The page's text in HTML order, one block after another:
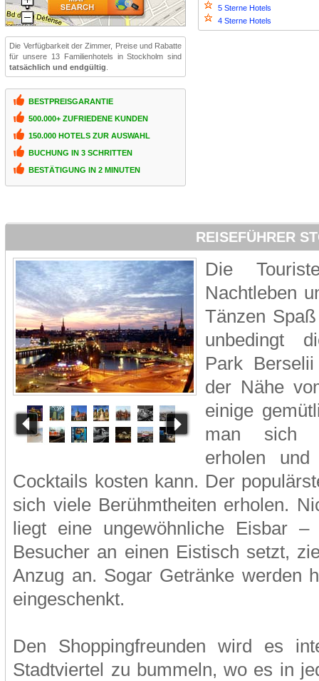
Die Verfügbarkeit der Zimmer, Preise und Rabatte
für unsere 13 Familienhotels in Stockholm sind
tatsächlich und endgültig
BESTPREISGARANTIE
500.000+ ZUFRIEDENE KUNDEN
150.000 HOTELS ZUR AUSWAHL
BUCHUNG IN 3 SCHRITTEN
BESTÄTIGUNG IN 2 MINUTEN
5 Sterne Hotels
4 Sterne Hotels
REISEFÜHRER
Die
Nachtleben
Tänzen
unbedingt
Park
der Nähe
einige
man sich
erholen und
Cocktails kosten kann. Der
sich viele Berühmtheiten erholen.
liegt eine ungewöhnliche Eisbar
Besucher an einen Eistisch setzt,
Anzug an. Sogar Getränke werden
eingeschenkt.
Den Shoppingfreunden wird es
Stadtviertel zu bummeln, wo es in